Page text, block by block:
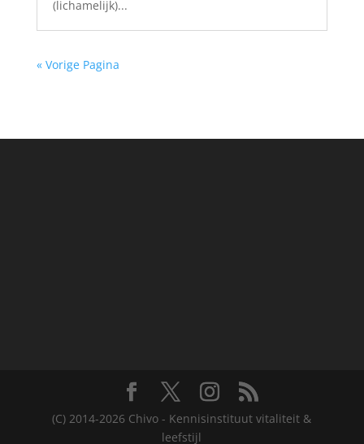
(lichamelijk)...
« Vorige Pagina
(C) 2014-2026 Chivo - Kennisinstituut vitaliteit &
leefstijl